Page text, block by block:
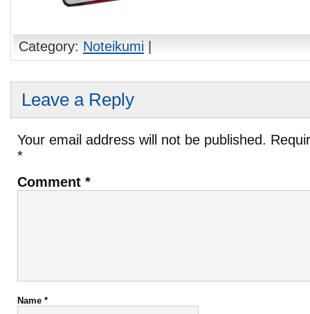
Category: Noteikumi
Leave a Reply
Your email address will not be published.
*
Comment *
Name *